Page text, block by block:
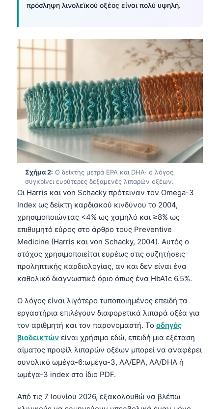
πρόσληψη λινολεϊκού οξέος είναι πολύ υψηλή.
Σχήμα 2: Ο δείκτης μετρά EPA και DHA· ο λόγος
συγκρίνει ευρύτερες δεξαμενές λιπαρών οξέων.
Οι Harris και von Schacky πρότειναν τον Omega-3
Index ως δείκτη καρδιακού κινδύνου το 2004,
χρησιμοποιώντας <4% ως χαμηλό και ≥8% ως
επιθυμητό εύρος στο άρθρο τους Preventive
Medicine (Harris και von Schacky, 2004). Αυτός ο
στόχος χρησιμοποιείται ευρέως στις συζητήσεις
προληπτικής καρδιολογίας, αν και δεν είναι ένα
καθολικό διαγνωστικό όριο όπως ένα HbA1c 6.5%.
Ο λόγος είναι λιγότερο τυποποιημένος επειδή τα
εργαστήρια επιλέγουν διαφορετικά λιπαρά οξέα για
τον αριθμητή και τον παρονομαστή. Το οδηγός
βιοδεικτών είναι χρήσιμο εδώ, επειδή μια εξέταση
αίματος προφίλ λιπαρών οξέων μπορεί να αναφέρει
συνολικό ωμέγα-6:ωμέγα-3, AA/EPA, AA/DHA ή
ωμέγα-3 index στο ίδιο PDF.
Από τις 7 Ιουνίου 2026, εξακολουθώ να βλέπω